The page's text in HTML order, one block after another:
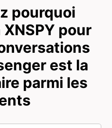
pourquoi
pour
est la
parmi les